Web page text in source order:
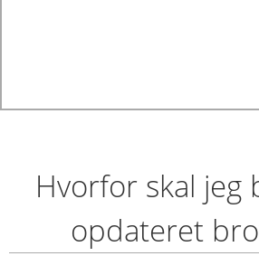
Hvorfor skal jeg
opdateret